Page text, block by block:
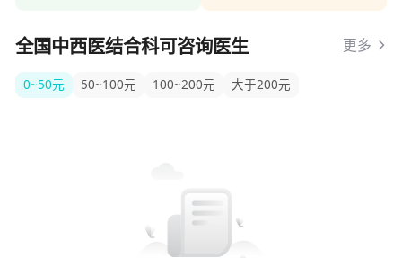
全国中西医结合科可咨询医生 更多
0~50元 50~100元 100~200元 大于200元